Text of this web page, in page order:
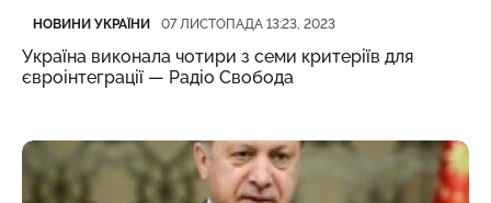
Категорія
НОВИНИ УКРАЇНИ
Дата публікації 07 ЛИСТОПАДА 13:23, 2023
Україна виконала чотири з семи критеріїв для
євроінтеграції — Радіо Свобода